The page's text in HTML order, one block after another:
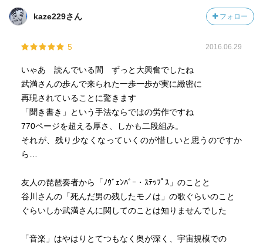
kaze229さん フォロー
5 2016.06.29
いゃあ 読んでいる間 ずっと大興奮でしたね
武満さんの歩んで来られた一歩一歩が実に緻密に
再現されていることに驚きます
「聞き書き」という手法ならではの労作ですね
770ページを超える厚さ、しかも二段組み。
それが、残り少なくなっていくのが惜しいと思うのですか
ら…
友人の琵琶奏者から「ﾉｳﾞｪﾝﾊﾞｰ・ｽﾃｯﾌﾟｽ」のことと
谷川さんの「死んだ男の残したモノは」の歌ぐらいのこと
ぐらいしか武満さんに関してのことは知りませんでした
「音楽」はやはりとてつもなく奥が深く、宇宙規模での